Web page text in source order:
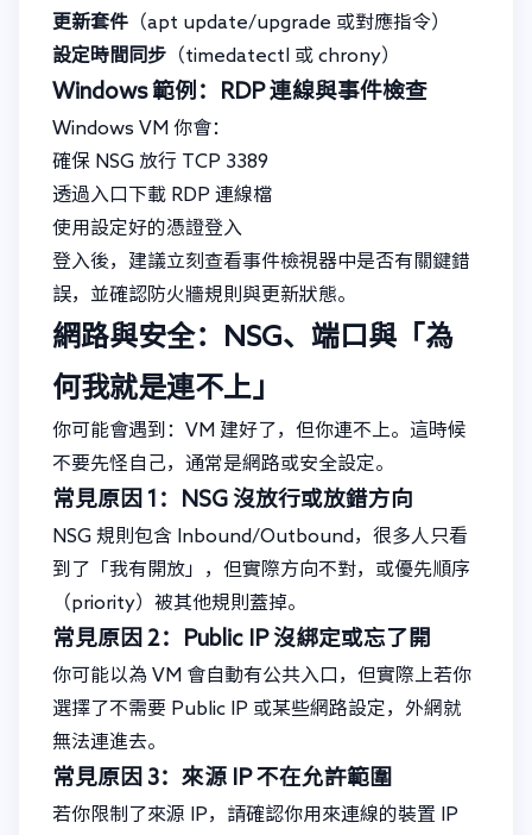
更新套件 （apt update/upgrade 或對應指令）
設定時間同步 （timedatectl 或 chrony）
Windows 範例：RDP 連線與事件檢查
Windows VM 你會：
確保 NSG 放行 TCP 3389
透過入口下載 RDP 連線檔
使用設定好的憑證登入
登入後，建議立刻查看事件檢視器中是否有關鍵錯
誤，並確認防火牆規則與更新狀態。
網路與安全：NSG、端口與「為
何我就是連不上」
你可能會遇到：VM 建好了，但你連不上。這時候
不要先怪自己，通常是網路或安全設定。
常見原因 1：NSG 沒放行或放錯方向
NSG 規則包含 Inbound/Outbound，很多人只看
到了「我有開放」，但實際方向不對，或優先順序
（priority）被其他規則蓋掉。
常見原因 2：Public IP 沒綁定或忘了開
你可能以為 VM 會自動有公共入口，但實際上若你
選擇了不需要 Public IP 或某些網路設定，外網就
無法連進去。
常見原因 3：來源 IP 不在允許範圍
若你限制了來源 IP，請確認你用來連線的裝置 IP